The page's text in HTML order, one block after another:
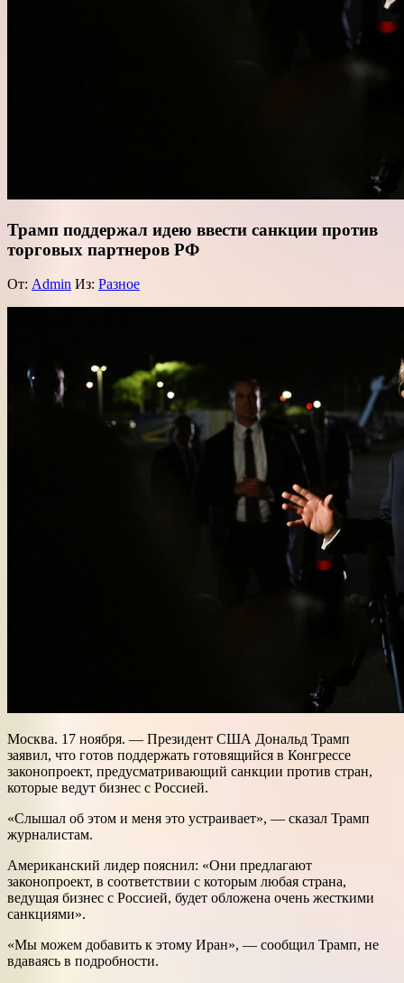
Трамп поддержал идею ввести санкции против
торговых партнеров РФ
От: Admin Из: Разное
Москва. 17 ноября. — Президент США Дональд Трамп
заявил, что готов поддержать готовящийся в Конгрессе
законопроект, предусматривающий санкции против стран,
которые ведут бизнес с Россией.
«Слышал об этом и меня это устраивает», — сказал Трамп
журналистам.
Американский лидер пояснил: «Они предлагают
законопроект, в соответствии с которым любая страна,
ведущая бизнес с Россией, будет обложена очень жесткими
санкциями».
«Мы можем добавить к этому Иран», — сообщил Трамп, не
вдаваясь в подробности.